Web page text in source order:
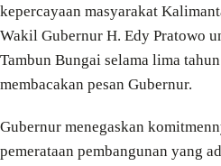
kepercayaan masyarakat
Wakil Gubernur H. Edy Pratowo
Tambun Bungai selama lima
membacakan pesan Gubernur.
Gubernur menegaskan
pemerataan pembangunan yang